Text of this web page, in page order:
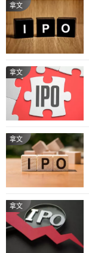
拿文
拿文
拿文
拿文